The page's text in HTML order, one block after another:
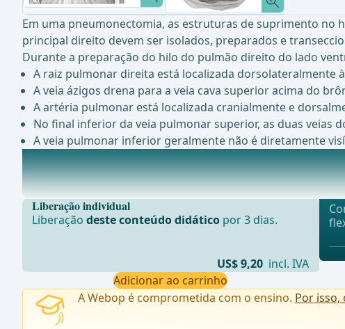
Em uma pneumonectomia, as estruturas de suprimento no
principal direito devem ser isolados, preparados e
Durante a preparação do hilo do pulmão direito do lado
A raiz pulmonar direita está localizada dorsolateralmente
A veia ázigos drena para a veia cava superior acima do
A artéria pulmonar está localizada cranialmente e
No final inferior da veia pulmonar superior, as duas veias
A veia pulmonar inferior geralmente não é diretamente
Alterações fisiopatológicas após pneumonectomia
A pneumonectomia envolve uma série de alterações
Liberação individual
Liberaçãodeste conteúdo didático por 3 dias.
US$ 9,20 incl. IVA
Adicionar ao carrinho
A Webop é comprometida com o ensino. Por